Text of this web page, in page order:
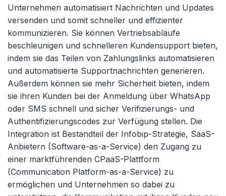
Unternehmen automatisiert Nachrichten und Updates
versenden und somit schneller und effizienter
kommunizieren. Sie können Vertriebsabläufe
beschleunigen und schnelleren Kundensupport bieten,
indem sie das Teilen von Zahlungslinks automatisieren
und automatisierte Supportnachrichten generieren.
Außerdem können sie mehr Sicherheit bieten, indem
sie ihren Kunden bei der Anmeldung über WhatsApp
oder SMS schnell und sicher Verifizierungs- und
Authentifizierungscodes zur Verfügung stellen. Die
Integration ist Bestandteil der Infobip-Strategie, SaaS-
Anbietern (Software-as-a-Service) den Zugang zu
einer marktführenden CPaaS-Plattform
(Communication Platform-as-a-Service) zu
ermöglichen und Unternehmen so dabei zu